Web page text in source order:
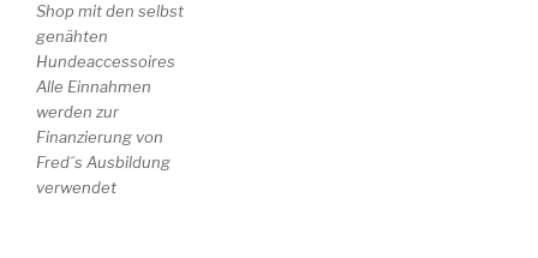
Shop mit den selbst
genähten
Hundeaccessoires
Alle Einnahmen
werden zur
Finanzierung von
Fred´s Ausbildung
verwendet